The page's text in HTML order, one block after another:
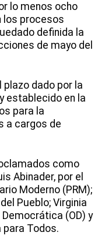
lo menos ocho
los procesos
definida la
de mayo del
dado por la
establecido en la
para la
a cargos de
como
Abinader, por el
Moderno (PRM);
Pueblo; Virginia
(OD) y
para Todos.